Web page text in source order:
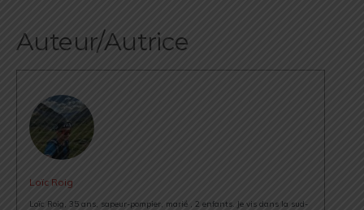
Auteur/Autrice
Loïc Roig
Loïc Roig, 35 ans, sapeur-pompier, marié , 2 enfants. Je vis dans la sud-